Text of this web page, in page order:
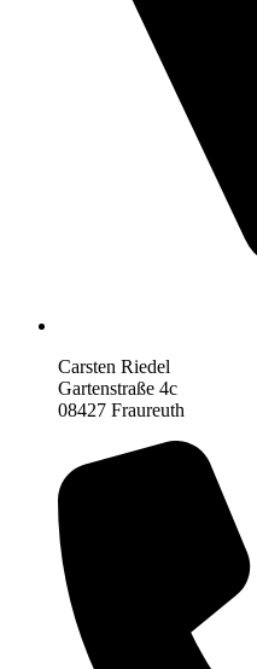
Carsten Riedel
Gartenstraße 4c
08427 Fraureuth